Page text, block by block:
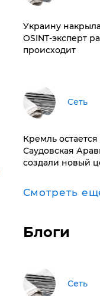
​Украину
OSINT-эксперт
происходит
Сеть
​Кремль
Саудовская
создали новый
Смотреть
Блоги
Сеть